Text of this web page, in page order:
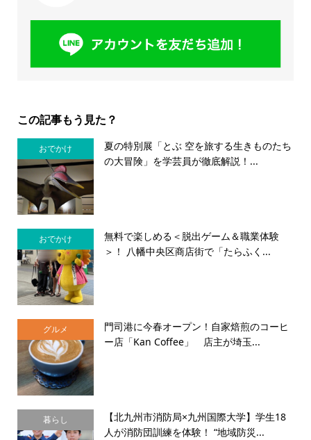
この記事もう見た？
おでかけ
夏の特別展「とぶ 空を旅する生きものたち
の大冒険」を学芸員が徹底解説！...
おでかけ
無料で楽しめる＜脱出ゲーム＆職業体験
＞！ 八幡中央区商店街で「たらふく...
グルメ
門司港に今春オープン！自家焙煎のコーヒ
ー店「Kan Coffee」 店主が埼玉...
暮らし
【北九州市消防局×九州国際大学】学生18
人が消防団訓練を体験！ “地域防災...